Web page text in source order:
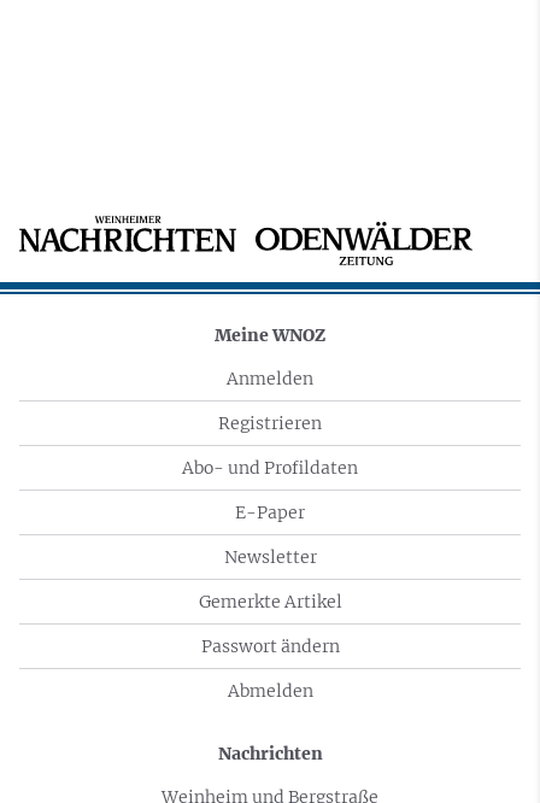
Meine WNOZ
Anmelden
Registrieren
Abo- und Profildaten
E-Paper
Newsletter
Gemerkte Artikel
Passwort ändern
Abmelden
Nachrichten
Weinheim und Bergstraße